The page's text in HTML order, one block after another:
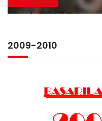
2009-2010